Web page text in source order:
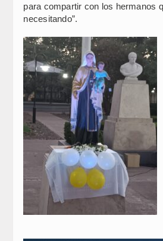
para compartir con los hermanos
necesitando”.